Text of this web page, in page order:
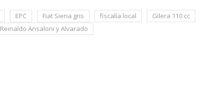
EPC Fiat Siena gris fiscalía local
Gilera 110 cc
Reinaldo Ansaloni y Alvarado